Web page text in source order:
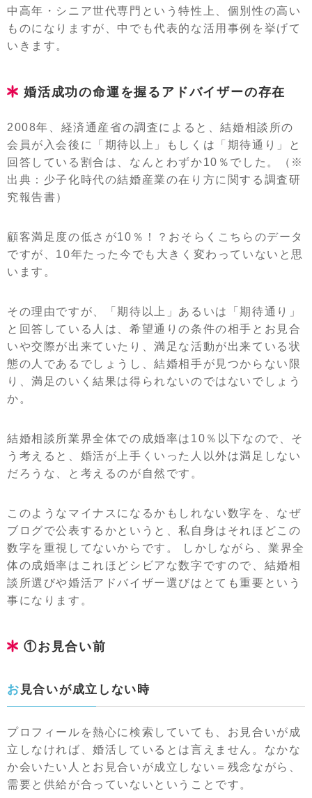
中高年・シニア世代専門という特性上、個別性の高い
ものになりますが、中でも代表的な活用事例を挙げて
いきます。
婚活成功の命運を握るアドバイザーの存在
2008年、経済通産省の調査によると、結婚相談所の
会員が入会後に「期待以上」もしくは「期待通り」と
回答している割合は、なんとわずか10％でした。（※
出典：少子化時代の結婚産業の在り方に関する調査研
究報告書）
顧客満足度の低さが10％！？おそらくこちらのデータ
ですが、10年たった今でも大きく変わっていないと思
います。
その理由ですが、「期待以上」あるいは「期待通り」
と回答している人は、希望通りの条件の相手とお見合
いや交際が出来ていたり、満足な活動が出来ている状
態の人であるでしょうし、結婚相手が見つからない限
り、満足のいく結果は得られないのではないでしょう
か。
結婚相談所業界全体での成婚率は10％以下なので、そ
う考えると、婚活が上手くいった人以外は満足しない
だろうな、と考えるのが自然です。
このようなマイナスになるかもしれない数字を、なぜ
ブログで公表するかというと、私自身はそれほどこの
数字を重視してないからです。 しかしながら、業界全
体の成婚率はこれほどシビアな数字ですので、結婚相
談所選びや婚活アドバイザー選びはとても重要という
事になります。
①お見合い前
お見合いが成立しない時
プロフィールを熱心に検索していても、お見合いが成
立しなければ、婚活しているとは言えません。なかな
か会いたい人とお見合いが成立しない＝残念ながら、
需要と供給が合っていないということです。